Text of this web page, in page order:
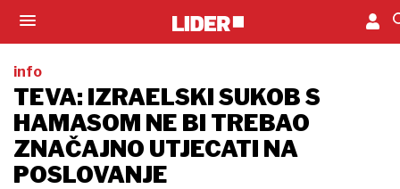
info
TEVA: IZRAELSKI SUKOB S
HAMASOM NE BI TREBAO
ZNAČAJNO UTJECATI NA
POSLOVANJE